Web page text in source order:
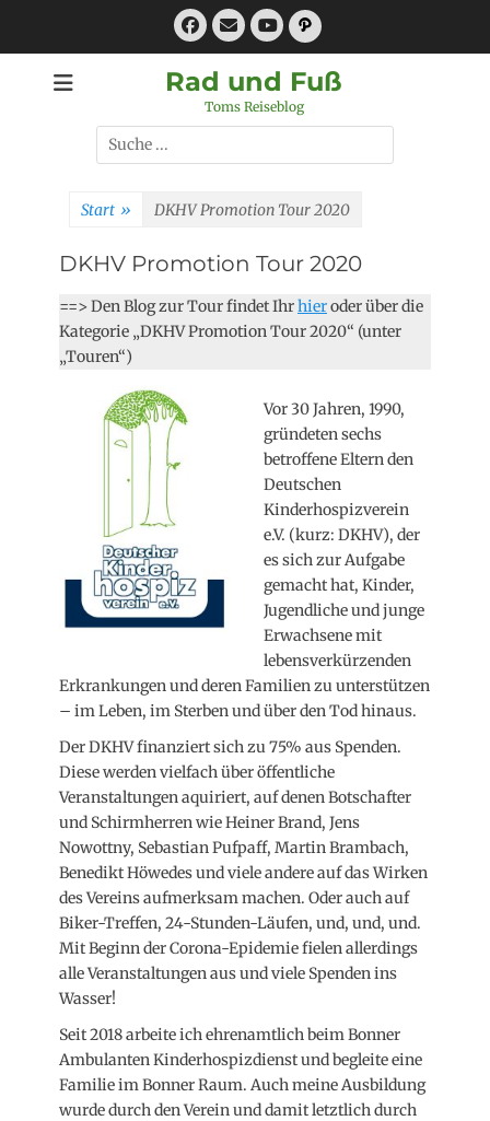
Facebook
E-
MailYouTube
Pfad
Rad und Fuß
Toms Reiseblog
Suchen
nach:
Start » DKHV Promotion Tour 2020
DKHV Promotion Tour 2020
==> Den Blog zur Tour findet Ihrhieroder über die
Kategorie „DKHV Promotion Tour 2020“ (unter
„Touren“)
Vor 30 Jahren, 1990,
gründeten sechs
betroffene Eltern den
Deutschen
Kinderhospizverein
e.V. (kurz: DKHV), der
es sich zur Aufgabe
gemacht hat, Kinder,
Jugendliche und junge
Erwachsene mit
lebensverkürzenden
Erkrankungen und deren Familien zu unterstützen
– im Leben, im Sterben und über den Tod hinaus.
Der DKHV finanziert sich zu 75% aus Spenden.
Diese werden vielfach über öffentliche
Veranstaltungen aquiriert, auf denen Botschafter
und Schirmherren wie Heiner Brand, Jens
Nowottny, Sebastian Pufpaff, Martin Brambach,
Benedikt Höwedes und viele andere auf das Wirken
des Vereins aufmerksam machen. Oder auch auf
Biker-Treffen, 24-Stunden-Läufen, und, und, und.
Mit Beginn der Corona-Epidemie fielen allerdings
alle Veranstaltungen aus und viele Spenden ins
Wasser!
Seit 2018 arbeite ich ehrenamtlich beim Bonner
Ambulanten Kinderhospizdienst und begleite eine
Familie im Bonner Raum. Auch meine Ausbildung
wurde durch den Verein und damit letztlich durch